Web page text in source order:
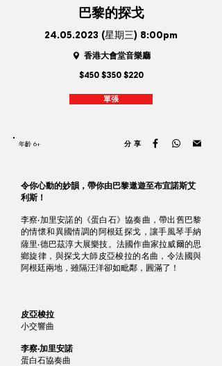
巴黎的探戈
24.05.2023 (星期三) 8:00pm
香港大會堂音樂廳
$450 $350 $220
單張
年齡 6+ 分享
令你心動的妙韻，帶你由巴黎遨遊至布宜諾斯艾
利斯！
李察‧加里安諾的《蛋白石》協奏曲，帶出舊巴黎
的情懷和異國情調的阿根廷探戈，讓手風琴手納
薩里‧德巴茲淳大展樂技。法國作曲家拉威爾的思
鄉旋律，與探戈大師皮亞梭拉的名曲，令法國與
阿根廷兩地，雖隔汪洋卻如毗鄰，圓滿了！
皮亞梭拉
小交響曲
李察‧加里安諾
蛋白石協奏曲